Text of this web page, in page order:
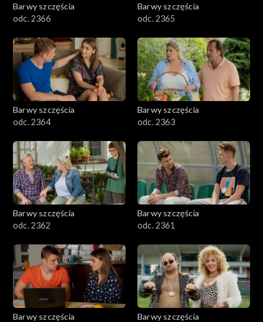
Barwy szczęścia
odc. 2366
Barwy szczęścia
odc. 2365
Barwy szczęścia
odc. 2364
Barwy szczęścia
odc. 2363
Barwy szczęścia
odc. 2362
Barwy szczęścia
odc. 2361
Barwy szczęścia
Barwy szczęścia